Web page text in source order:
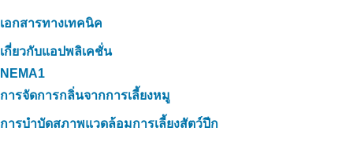
เอกสารทางเทคนิค
เกี่ยวกับแอปพลิเคชั่น
NEMA1
การจัดการกลิ่นจากการเลี้ยงหมู
การบำบัดสภาพแวดล้อมการเลี้ยงสัตว์ปีก